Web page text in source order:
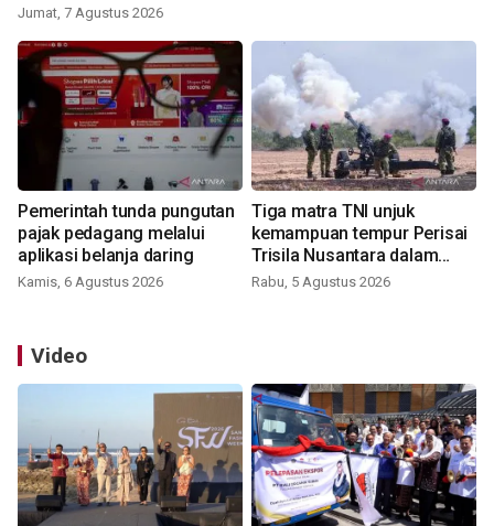
Jumat, 7 Agustus 2026
Pemerintah tunda pungutan
pajak pedagang melalui
aplikasi belanja daring
Kamis, 6 Agustus 2026
Tiga matra TNI unjuk
kemampuan tempur Perisai
Trisila Nusantara dalam
latihan di Kepri
Rabu, 5 Agustus 2026
Video